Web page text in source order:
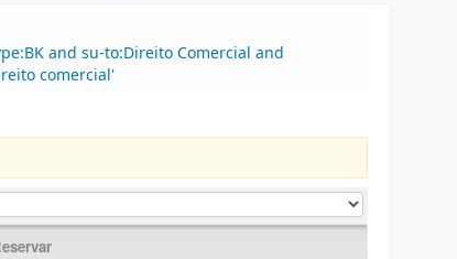
and su-to:Direito Comercial and
comercial'